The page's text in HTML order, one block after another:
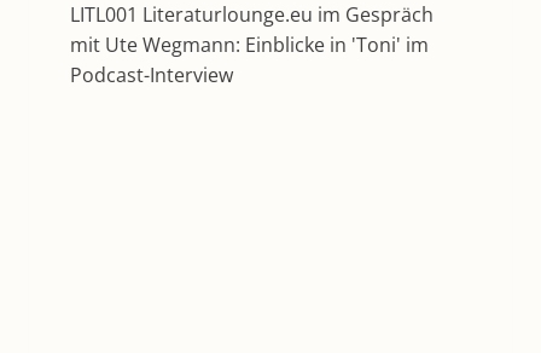
LITL001 Literaturlounge.eu im Gespräch
mit Ute Wegmann: Einblicke in 'Toni' im
Podcast-Interview